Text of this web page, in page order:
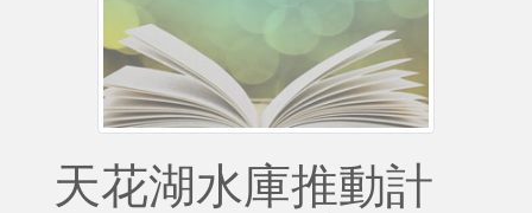
天花湖水庫推動計